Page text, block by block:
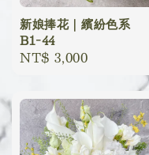
新娘捧花｜繽紛色系
B1-44
Regular
NT$ 3,000